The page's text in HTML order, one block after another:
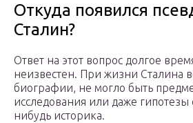
Откуда появился
Сталин?
Ответ на этот вопрос долгое
неизвестен. При жизни Сталина
биографии, не могло быть
исследования или даже гипотезы
нибудь историка.